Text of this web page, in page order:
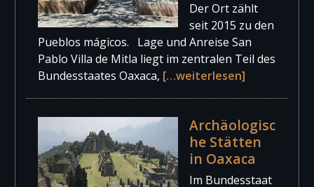
Der Ort zählt
seit 2015 zu den
Pueblos mágicos. Lage und Anreise San
Pablo Villa de Mitla liegt im zentralen Teil des
Bundesstaates Oaxaca, […weiterlesen]
Archäologisc
he Stätten
in Oaxaca
Im Bundesstaat